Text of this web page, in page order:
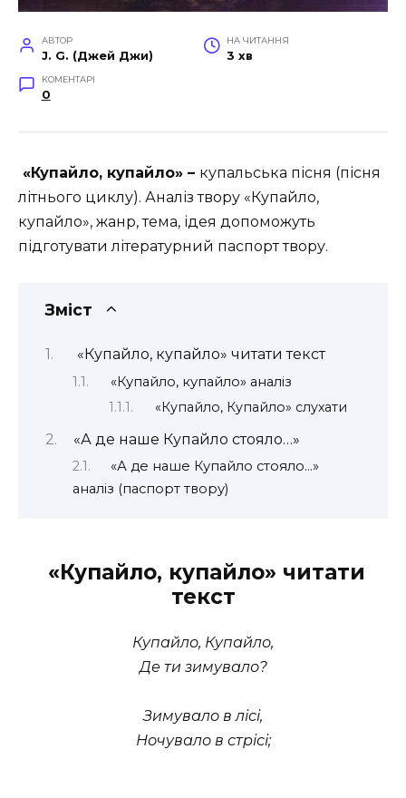
АВТОР
J. G. (Джей Джи)
НА ЧИТАННЯ
3 хв
КОМЕНТАРІ
0
«Купайло, купайло» – купальська пісня (пісня
літнього циклу). Аналіз твору «Купайло,
купайло», жанр, тема, ідея допоможуть
підготувати літературний паспорт твору.
Зміст
«Купайло, купайло» читати текст
«Купайло, купайло» аналіз
«Купайло, Купайло» слухати
«А де наше Купайло стояло…»
«А де наше Купайло стояло…»
аналіз (паспорт твору)
«Купайло, купайло» читати
текст
Купайло, Купайло,
Де ти зимувало?
Зимувало в лісі,
Ночувало в стрісі;